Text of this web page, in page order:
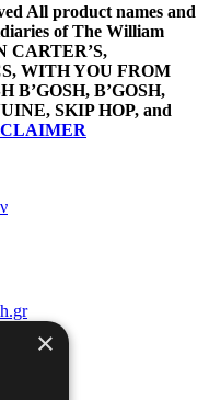
All product names and
of The William
CARTER’S,
WITH YOU FROM
B’GOSH, B’GOSH,
SKIP HOP, and
×